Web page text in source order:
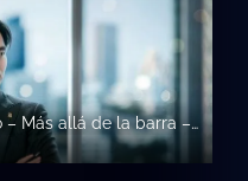
El sinuoso camino del derecho – Más allá de la barra – Beyond The Bar